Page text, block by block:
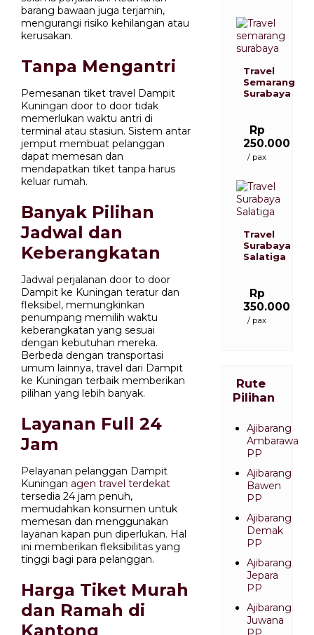
barang bawaan juga terjamin,
mengurangi risiko kehilangan atau
kerusakan.
Tanpa Mengantri
Pemesanan tiket travel Dampit
Kuningan door to door tidak
memerlukan waktu antri di
terminal atau stasiun. Sistem antar
jemput membuat pelanggan
dapat memesan dan
mendapatkan tiket tanpa harus
keluar rumah.
Banyak Pilihan
Jadwal dan
Keberangkatan
Jadwal perjalanan door to door
Dampit ke Kuningan teratur dan
fleksibel, memungkinkan
penumpang memilih waktu
keberangkatan yang sesuai
dengan kebutuhan mereka.
Berbeda dengan transportasi
umum lainnya, travel dari Dampit
ke Kuningan terbaik memberikan
pilihan yang lebih banyak.
Layanan Full 24
Jam
Pelayanan pelanggan Dampit
Kuningan agen travel terdekat
tersedia 24 jam penuh,
memudahkan konsumen untuk
memesan dan menggunakan
layanan kapan pun diperlukan. Hal
ini memberikan fleksibilitas yang
tinggi bagi para pelanggan.
Harga Tiket Murah
dan Ramah di
Kantong
Travel
Semarang
Surabaya
Rp
250.000
/ pax
Travel
Surabaya
Salatiga
Rp
350.000
/ pax
Rute
Pilihan
Ajibarang
Ambarawa
PP
Ajibarang
Bawen
PP
Ajibarang
Demak
PP
Ajibarang
Jepara
PP
Ajibarang
Juwana